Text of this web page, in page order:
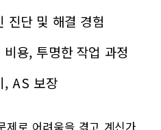
진단 및 해결 경험
용, 투명한 작업 과정
, AS 보장